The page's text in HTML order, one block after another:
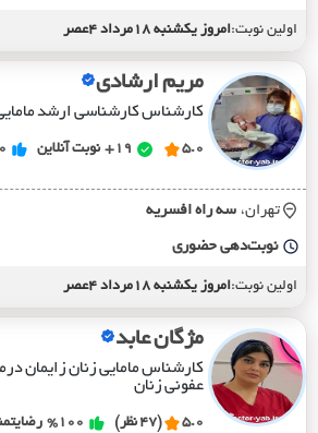
اولین نوبت:امروز یکشنبه 18مرداد 4عصر
مریم ارشادی
کارشناس کارشناسی ارشد
5.0
19+ نوبت آنلاین
تهران، سه راه افسريه
نوبت‌دهی حضوری
اولین نوبت:امروز یکشنبه 18مرداد 4عصر
مژگان عابد
کارشناس مامایی زنان زایمان
عفونی زنان
5.0 (47 نظر) %100